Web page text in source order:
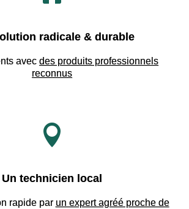
radicale & durable
avec des produits professionnels
reconnus

Un technicien local
rapide par un expert agréé proche de